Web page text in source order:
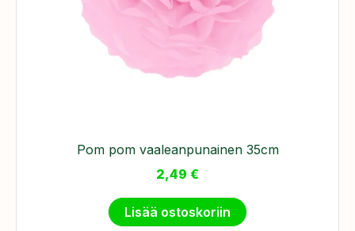
​Pom pom vaaleanpunainen 35cm
2,49 €
Lisää ostoskoriin